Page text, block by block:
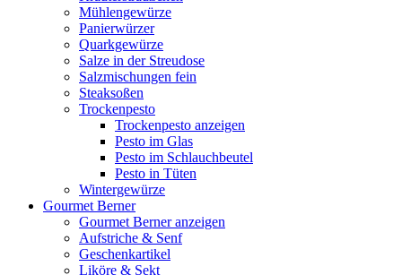
Mühlengewürze
Panierwürzer
Quarkgewürze
Salze in der Streudose
Salzmischungen fein
Steaksoßen
Trockenpesto
Trockenpesto anzeigen
Pesto im Glas
Pesto im Schlauchbeutel
Pesto in Tüten
Wintergewürze
Gourmet Berner
Gourmet Berner anzeigen
Aufstriche & Senf
Geschenkartikel
Liköre & Sekt